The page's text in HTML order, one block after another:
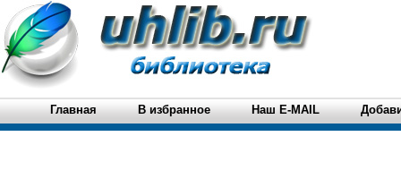
Главная В избранное Наш E-MAIL